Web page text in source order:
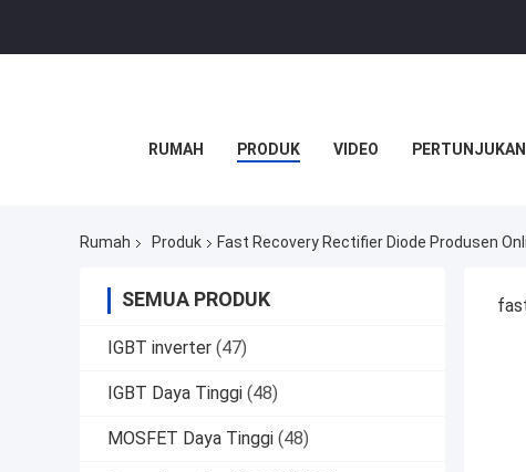
RUMAH PRODUK VIDEO
Rumah Produk Fast Recovery Rectifier Diode Produsen
SEMUA PRODUK
IGBT inverter (47)
IGBT Daya Tinggi (48)
MOSFET Daya Tinggi (48)